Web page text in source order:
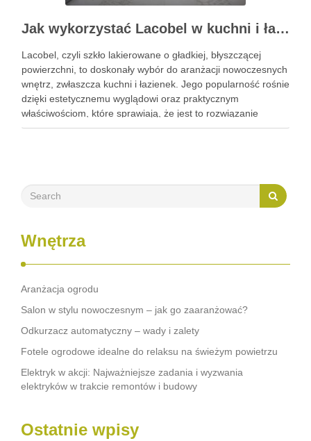
Jak wykorzystać Lacobel w kuchni i łazience?
Lacobel, czyli szkło lakierowane o gładkiej, błyszczącej
powierzchni, to doskonały wybór do aranżacji nowoczesnych
wnętrz, zwłaszcza kuchni i łazienek. Jego popularność rośnie
dzięki estetycznemu wyglądowi oraz praktycznym
właściwościom, które sprawiają, że jest to rozwiązanie
wyjątkowo trwałe i łatwe w utrzymaniu. W kuchniach Lacobel
Wnętrza
Aranżacja ogrodu
Salon w stylu nowoczesnym – jak go zaaranżować?
Odkurzacz automatyczny – wady i zalety
Fotele ogrodowe idealne do relaksu na świeżym powietrzu
Elektryk w akcji: Najważniejsze zadania i wyzwania
elektryków w trakcie remontów i budowy
Ostatnie wpisy